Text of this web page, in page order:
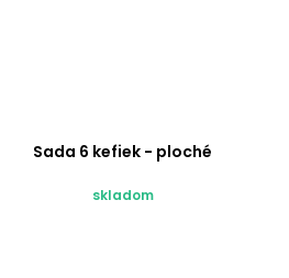
Sada 6 kefiek - ploché
skladom